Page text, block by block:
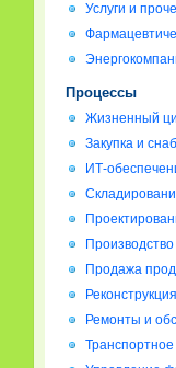
Услуги и
Процессы
Жизненный
Закупка и
ИТ-
Продажа
Ремонты и